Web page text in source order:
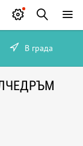
В града